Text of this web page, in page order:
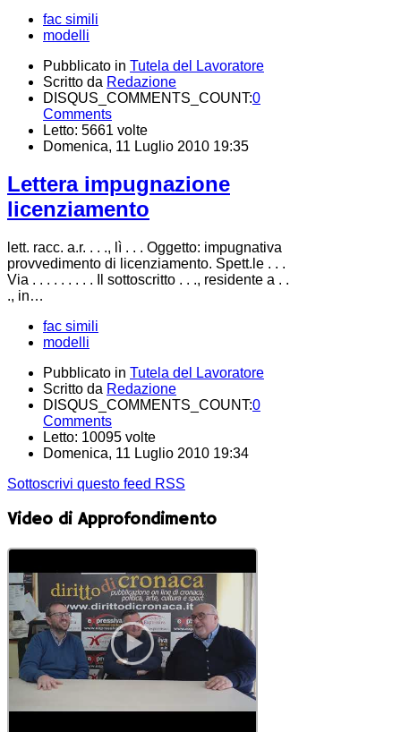
fac simili
modelli
Pubblicato in Tutela del Lavoratore
Scritto da Redazione
DISQUS_COMMENTS_COUNT:0
Comments
Letto: 5661 volte
Domenica, 11 Luglio 2010 19:35
Lettera impugnazione
licenziamento
lett. racc. a.r. . . ., lì . . . Oggetto: impugnativa
provvedimento di licenziamento. Spett.le . . .
Via . . . . . . . . . Il sottoscritto . . ., residente a . .
., in…
fac simili
modelli
Pubblicato in Tutela del Lavoratore
Scritto da Redazione
DISQUS_COMMENTS_COUNT:0
Comments
Letto: 10095 volte
Domenica, 11 Luglio 2010 19:34
Sottoscrivi questo feed RSS
Video di Approfondimento